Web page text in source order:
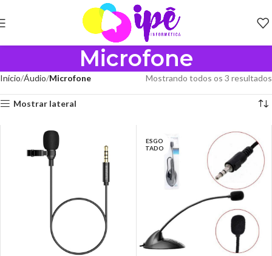
Microfone
Início Áudio Microfone Mostrando todos os 3 resultados
Mostrar lateral
ESGO
TADO